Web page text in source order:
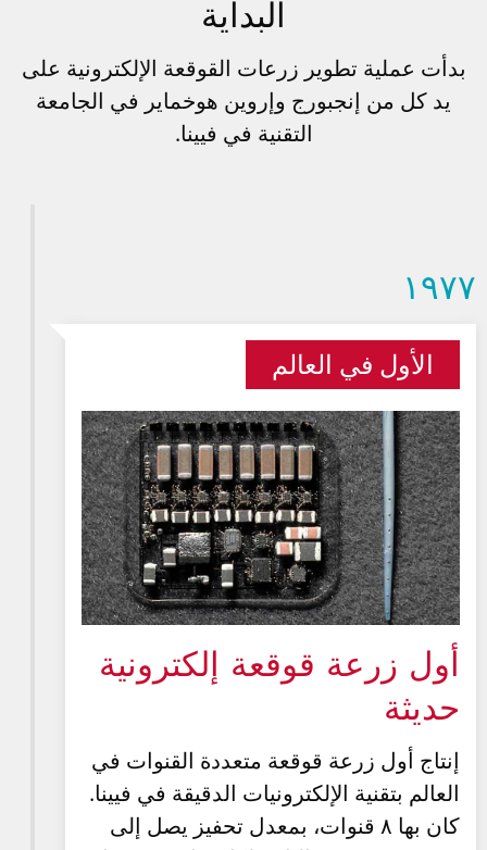
البداية
بدأت عملية تطوير زرعات القوقعة الإلكترونية على
يد كل من إنجبورج وإروين هوخماير في الجامعة
التقنية في فيينا.
۱۹۷۷
الأول في العالم
أول زرعة قوقعة إلكترونية
حديثة
إنتاج أول زرعة قوقعة متعددة القنوات في
العالم بتقنية الإلكترونيات الدقيقة في فيينا.
كان بها ٨ قنوات، بمعدل تحفيز يصل إلى